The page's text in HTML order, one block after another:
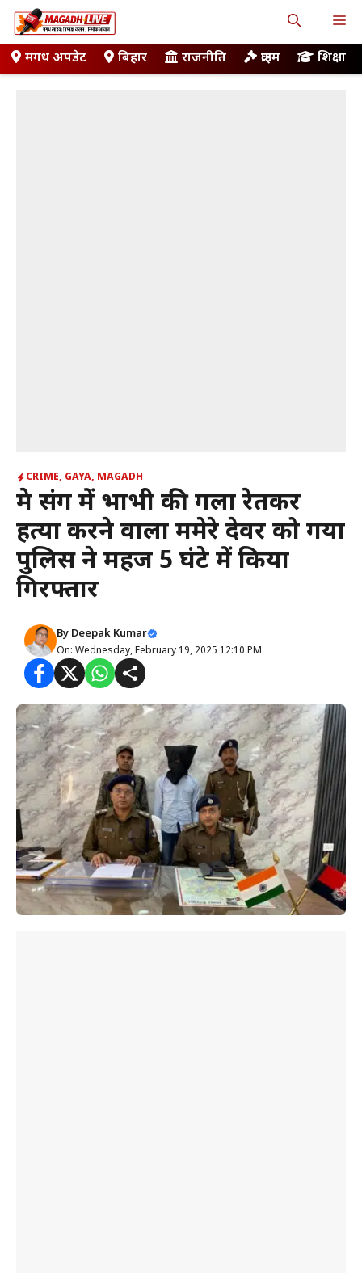
Skip
to
contentमगध अपडेट बिहार राजनीति क्राइम शिक्षा
CRIME, GAYA, MAGADH
प्रेम प्रसंग में भाभी की गला रेतकर
हत्या करने वाला ममेरे देवर को गया
पुलिस ने महज 5 घंटे में किया
गिरफ्तार
By Deepak Kumar
On: Wednesday, February 19, 2025 12:10 PM